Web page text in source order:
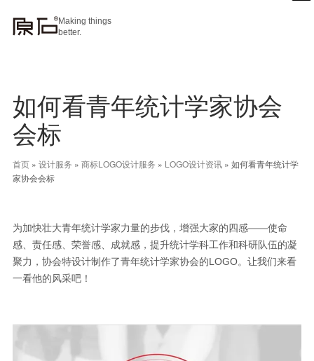
Making things
better.
如何看青年统计学家协会
会标
首页 » 设计服务 » 商标LOGO设计服务 » LOGO设计资讯 » 如何看青年统计学
家协会会标
为加快壮大青年统计学家力量的步伐，增强大家的四感——使命
感、责任感、荣誉感、成就感，提升统计学科工作和科研队伍的凝
聚力，协会特设计制作了青年统计学家协会的LOGO。让我们来看
一看他的风采吧！